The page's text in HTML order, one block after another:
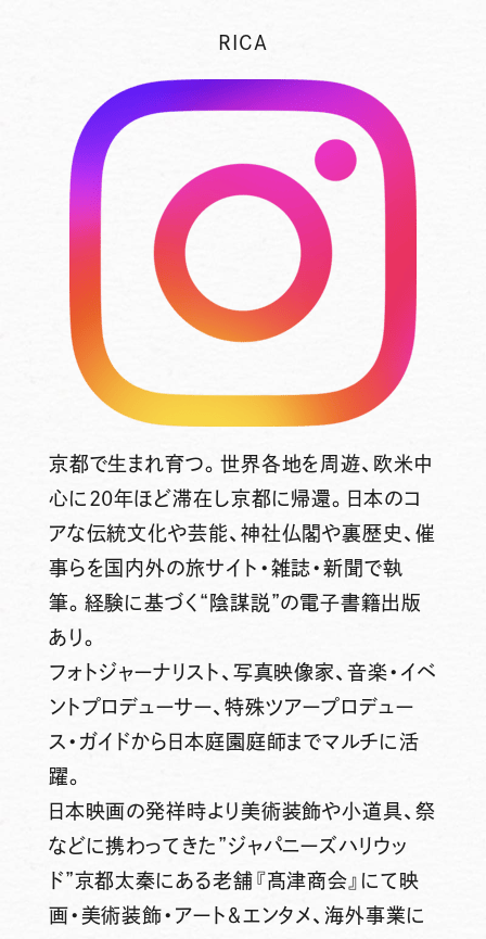
RICA
京都で生まれ育つ。世界各地を周遊、欧米中
心に20年ほど滞在し京都に帰還。日本のコ
アな伝統文化や芸能、神社仏閣や裏歴史、催
事らを国内外の旅サイト・雑誌・新聞で執
筆。経験に基づく“陰謀説”の電子書籍出版
あり。
フォトジャーナリスト、写真映像家、音楽・イベ
ントプロデューサー、特殊ツアープロデュー
ス・ガイドから日本庭園庭師までマルチに活
躍。
日本映画の発祥時より美術装飾や小道具、祭
などに携わってきた”ジャパニーズハリウッ
ド”京都太秦にある老舗『髙津商会』にて映
画・美術装飾・アート＆エンタメ、海外事業に